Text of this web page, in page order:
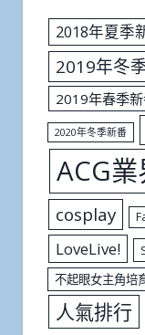
2018年夏季
2019年冬
2019年春季
2020年冬季新番
ACG業
cosplay
LoveLive!
不起眼女主角培
人氣排行